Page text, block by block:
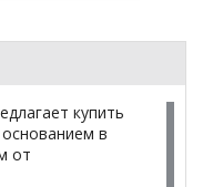
купить
в
от